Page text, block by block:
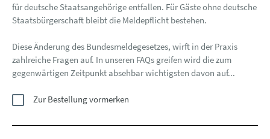
für deutsche Staatsangehörige entfallen. Für Gäste ohne deutsche
Staatsbürgerschaft bleibt die Meldepflicht bestehen.
Diese Änderung des Bundesmeldegesetzes, wirft in der Praxis
zahlreiche Fragen auf. In unseren FAQs greifen wird die zum
gegenwärtigen Zeitpunkt absehbar wichtigsten davon auf...
Zur Bestellung vormerken